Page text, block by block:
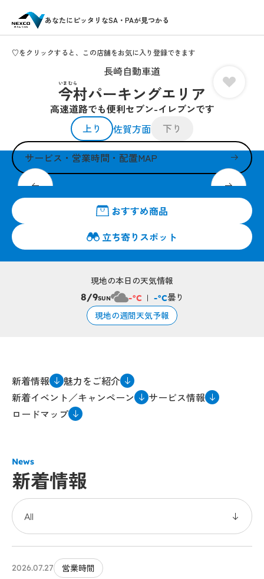
あなたにピッタリなSA・PAが見つかる
♡をクリックすると、この店舗をお気に入り登録できます
長崎自動車道
今村パーキングエリア
いまむら
高速道路でも便利セブン-イレブンです
上り
佐賀方面 下り
サービス・営業時間・配置MAP
皆さまのお越しを24時間営業でお待ちしています。
おすすめ商品
立ち寄りスポット
現地の本日の天気情報
8/9SUN -°C -°C曇り
現地の週間天気予報
新着情報
魅力をご紹介
新着イベント／キャンペーン
サービス情報
ロードマップ
News
新着情報
2026.07.27 営業時間